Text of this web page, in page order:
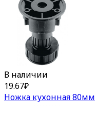
В наличии
19.67₽
Ножка кухонная